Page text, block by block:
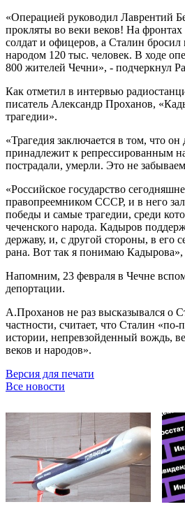
«Операцией руководил Лаврентий
прокляты во веки веков! На
солдат и офицеров, а Сталин бросил
народом 120 тыс. человек. В ходе
800 жителей Чечни», - подчеркнул
Как отметил в интервью
писатель Александр Проханов,
трагедии».
«Трагедия заключается в том, что он
принадлежит к репрессированным
пострадали, умерли. Это не
«Российское государство
правопреемником СССР, и в него
победы и самые трагедии, среди
чеченского народа. Кадыров
державу, и, с другой стороны, в его
рана. Вот так я понимаю Кадырова»,
Напомним, 23 февраля в Чечне
депортации.
А.Проханов не раз высказывался о
частности, считает, что Сталин
истории, непревзойденный вождь,
веков и народов».
Версия для печати
Все новости